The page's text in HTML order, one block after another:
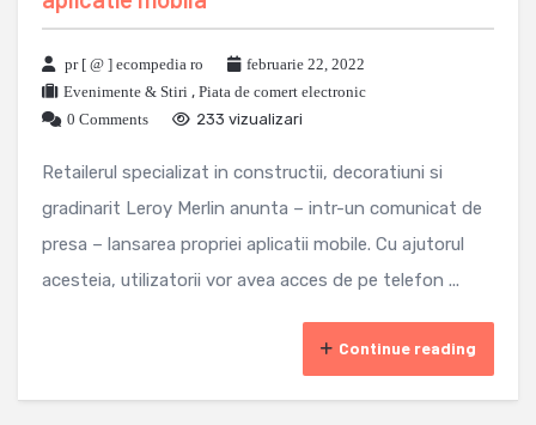
pr [ @ ] ecompedia ro
februarie 22, 2022
Evenimente & Stiri , Piata de comert electronic
0 Comments
233 vizualizari
Retailerul specializat in constructii, decoratiuni si
gradinarit Leroy Merlin anunta – intr-un comunicat de
presa – lansarea propriei aplicatii mobile. Cu ajutorul
acesteia, utilizatorii vor avea acces de pe telefon ...
Continue reading